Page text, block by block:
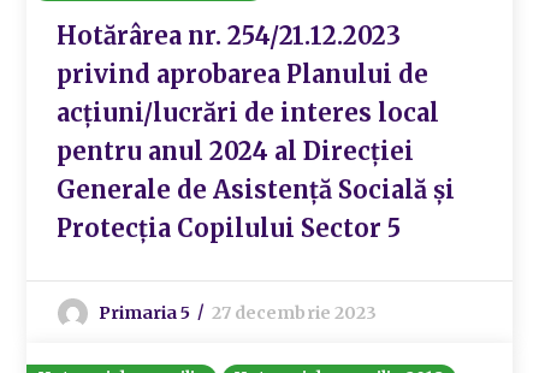
Hotărârea nr. 254/21.12.2023
privind aprobarea Planului de
acțiuni/lucrări de interes local
pentru anul 2024 al Direcției
Generale de Asistență Socială și
Protecția Copilului Sector 5
Primaria 5 27 decembrie 2023